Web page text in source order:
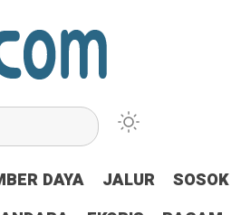
DAYA JALUR SOSOK